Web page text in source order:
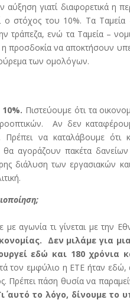
γιατί διαφορετικά η
ο στόχος του 10%. Τα
τράπεζα, ενώ τα Ταμεία –
προσδοκία να αποκτήσουν
των ομολόγων.
Πιστεύουμε ότι τα
Αν δεν
να καταλάβουμε ότι
θα αγοράζουν πακέτα
διάλυση των εργασιακών
αγωνία τι γίνεται με την
Δεν μιλάμε για
εδώ και 180 χρόνια
τον εμφύλιο η ΕΤΕ ήταν
Πρέπει πάση θυσία να
αυτό το λόγο, δίνουμε